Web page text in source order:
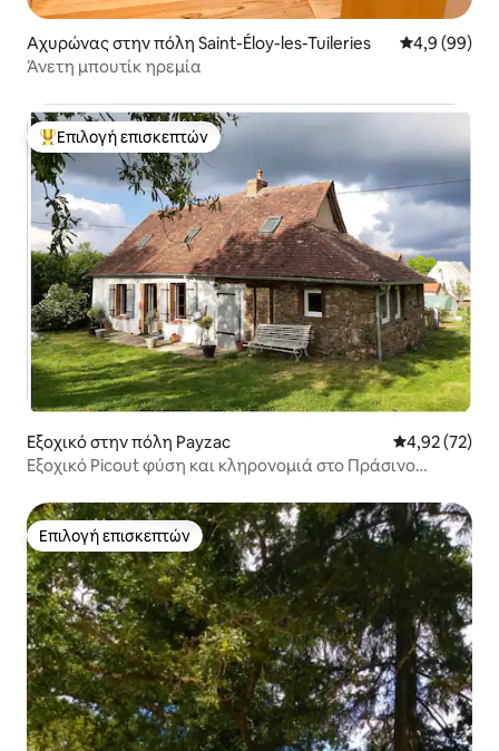
Αχυρώνας στην πόλη Saint-Éloy-les-Tuileries Μέση
4,9 (99)
Άνετη μπουτίκ ηρεμία
Κορυφαία επιλογή επισκεπτών
Επιλογή επισκεπτών
Εξοχικό στην πόλη Payzac Μέση
4,92 (72)
Εξοχικό Picout φύση και κληρονομιά στο Πράσινο
Επιλογή επισκεπτών
Επιλογή επισκεπτών